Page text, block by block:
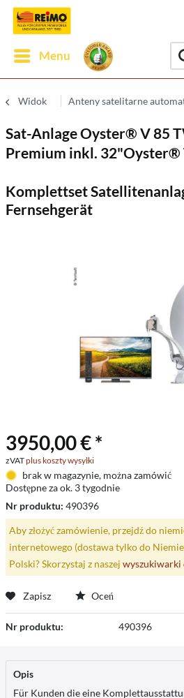
Menu
Widok Anteny satelitarne
Sat-Anlage Oyster® V 85
Premium inkl. 32"Oyster®
Komplettset
Fernsehgerät
3950,00 € *
zVATplus koszty wysyłki
brak w magazynie, można zamówić
Dostępne za ok. 3 tygodnie
Nr produktu: 490396
Aby złożyć zamówienie, przejdź do
internetowego (dostawa tylko do
Polski? Skorzystaj z naszej wyszukiwarki
Zapisz Oceń
Nr produktu: 490396
Opis
Für Kunden die eine